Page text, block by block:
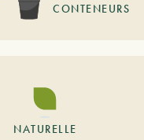
CONTENEURS
NATURELLE